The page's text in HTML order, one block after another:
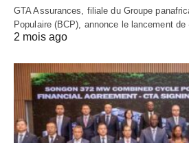
GTA Assurances, filiale du Groupe
Populaire (BCP), annonce le lancement de
2 mois ago